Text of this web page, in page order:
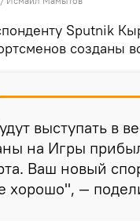
Sputnik
созданы
выступать в
на Игры
Ваш новый
хорошо", —